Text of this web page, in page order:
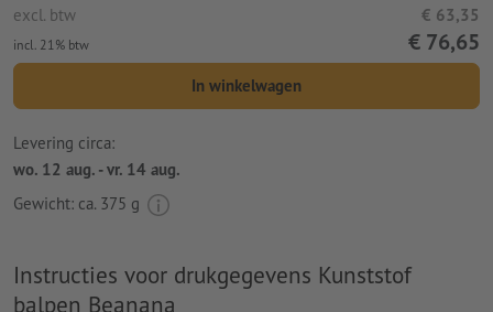
excl. btw € 63,35
incl. 21% btw € 76,65
In winkelwagen
Levering circa:
wo. 12 aug. - vr. 14 aug.
Gewicht: ca. 375 g
Instructies voor drukgegevens Kunststof
balpen Beanana